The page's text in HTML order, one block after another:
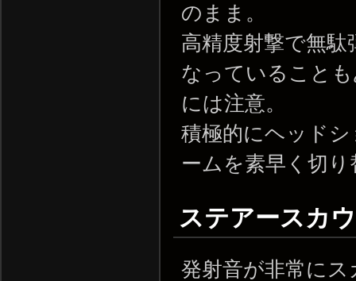
のまま。
高精度射撃で無
なっていること
には注意。
積極的にヘッド
ームを素早く切
ステアースカ
発射音が非常に